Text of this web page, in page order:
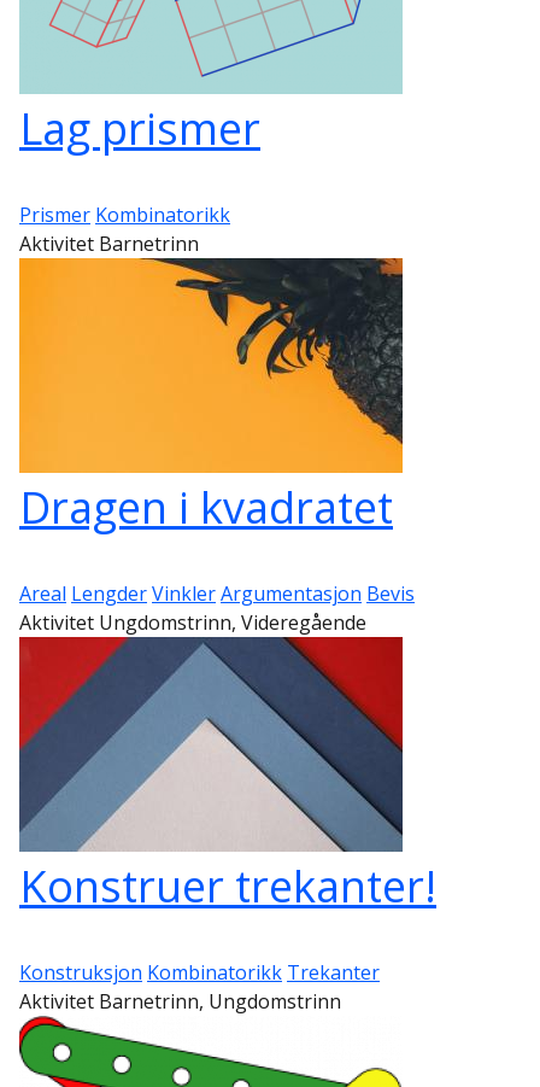
Lag prismer
Prismer Kombinatorikk
Aktivitet Barnetrinn
Dragen i kvadratet
Areal LengderVinklerArgumentasjon Bevis
Aktivitet Ungdomstrinn, Videregående
Konstruer trekanter!
Konstruksjon Kombinatorikk Trekanter
Aktivitet Barnetrinn, Ungdomstrinn